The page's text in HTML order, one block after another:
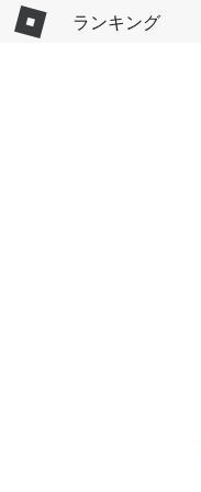
ランキング